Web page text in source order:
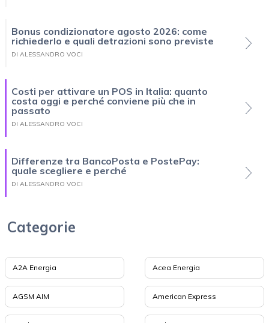
Bonus condizionatore agosto 2026: come
richiederlo e quali detrazioni sono previste
DI ALESSANDRO VOCI
Costi per attivare un POS in Italia: quanto
costa oggi e perché conviene più che in
passato
DI ALESSANDRO VOCI
Differenze tra BancoPosta e PostePay:
quale scegliere e perché
DI ALESSANDRO VOCI
Categorie
A2A Energia Acea Energia
AGSM AIM American Express